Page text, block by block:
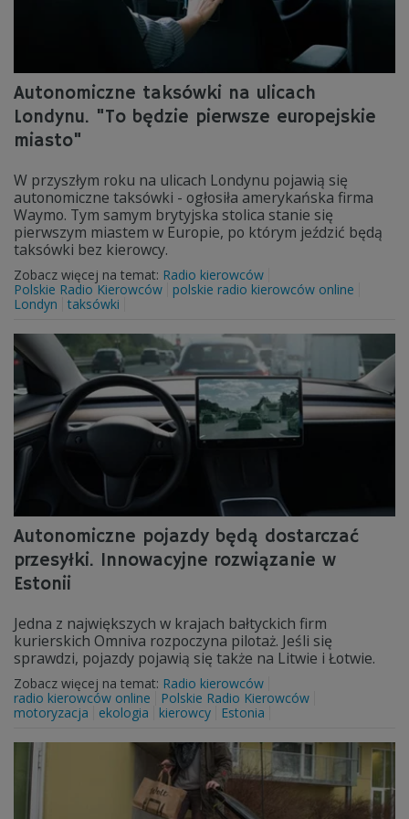
Autonomiczne taksówki na ulicach
Londynu. "To będzie pierwsze europejskie
miasto"
W przyszłym roku na ulicach Londynu pojawią się
autonomiczne taksówki - ogłosiła amerykańska firma
Waymo. Tym samym brytyjska stolica stanie się
pierwszym miastem w Europie, po którym jeździć będą
taksówki bez kierowcy.
Zobacz więcej na temat: Radio kierowców
Polskie Radio Kierowców
polskie radio kierowców online
Londyn
taksówki
Autonomiczne pojazdy będą dostarczać
przesyłki. Innowacyjne rozwiązanie w
Estonii
Jedna z największych w krajach bałtyckich firm
kurierskich Omniva rozpoczyna pilotaż. Jeśli się
sprawdzi, pojazdy pojawią się także na Litwie i Łotwie.
Zobacz więcej na temat: Radio kierowców
radio kierowców online
Polskie Radio Kierowców
motoryzacja
ekologia kierowcy Estonia